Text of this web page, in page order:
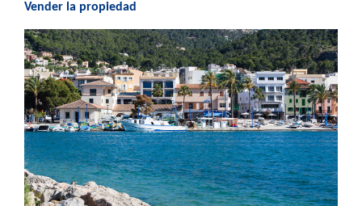
Vender la propiedad